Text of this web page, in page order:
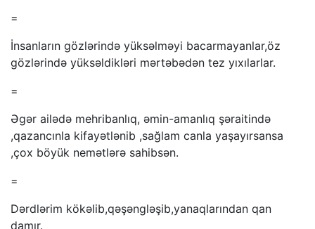
=
İnsanların gözlərində yüksəlməyi bacarmayanlar,öz
gözlərində yüksəldikləri mərtəbədən tez yıxılarlar.
=
Əgər ailədə mehribanlıq, əmin-amanlıq şəraitində
,qazancınla kifayətlənib ,sağlam canla yaşayırsansa
,çox böyük nemətlərə sahibsən.
=
Dərdlərim kökəlib,qəşəngləşib,yanaqlarından qan
damır.